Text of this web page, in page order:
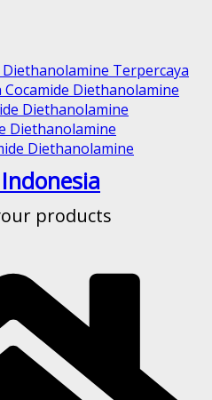
Terpercaya
Diethanolamine
Diethanolamine
Diethanolamine
Diethanolamine
products